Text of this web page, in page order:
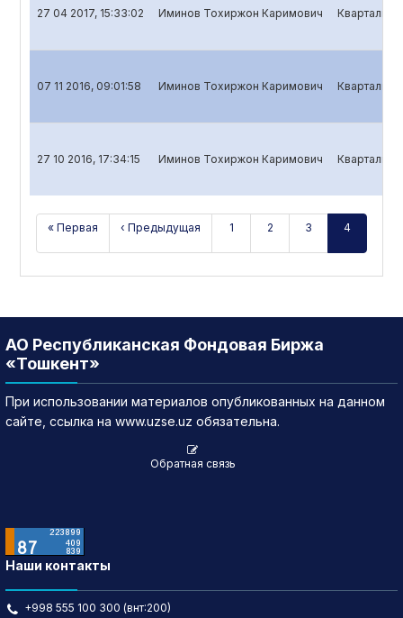
27 04 2017, 15:33:02 Иминов Тохиржон Каримович
07 11 2016, 09:01:58 Иминов Тохиржон Каримович
27 10 2016, 17:34:15 Иминов Тохиржон Каримович
« Первая ‹ Предыдущая 1 2 3 4
АО Республиканская Фондовая Биржа
«Тошкент»
При использовании материалов опубликованных на данном
сайте, ссылка на www.uzse.uz обязательна.
Обратная связь
Наши контакты
+998 555 100 300 (внт:200)